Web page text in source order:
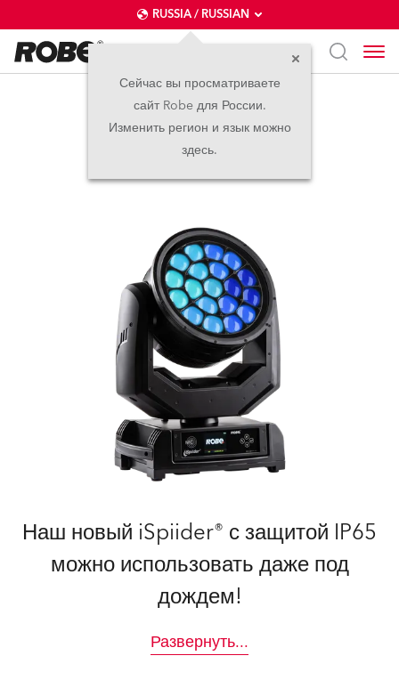
RUSSIA / RUSSIAN
Сейчас вы просматриваете
сайт Robe для России.
Изменить регион и язык можно
здесь.
iSpiider®
прекращено
Наш новый iSpiider® с защитой IP65
можно использовать даже под
дождем!
Развернуть...